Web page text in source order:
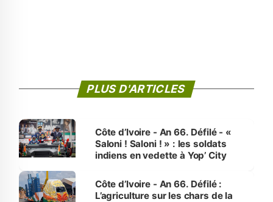
PLUS D'ARTICLES
Côte d’Ivoire - An 66. Défilé - «
Saloni ! Saloni ! » : les soldats
indiens en vedette à Yop’ City
Côte d’Ivoire - An 66. Défilé :
L’agriculture sur les chars de la